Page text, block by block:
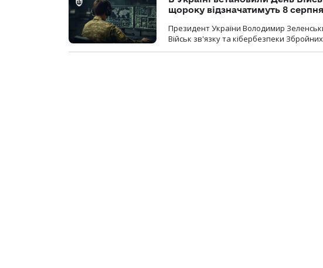
щороку відзначатимуть 8 серпня
Президент України Володимир
Військ зв'язку та кібербезпеки